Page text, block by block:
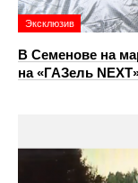
Эксклюзив
В Семенове на
на «ГАЗель